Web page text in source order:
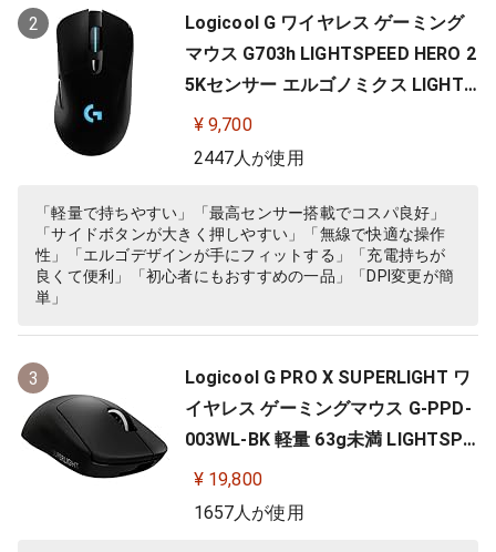
2
Logicool G ワイヤレス ゲーミング
マウス G703h LIGHTSPEED HERO 2
5Kセンサー エルゴノミクス LIGHTS
YNC RGB POWERPLAY 無線 充電 対
応 ゲーミング マウス 充電式 無線 P
内正規品 【 ファイナルファンタジ
ー XIV 推奨モデル 】
¥ 9,700
2447人が使用
「軽量で持ちやすい」「最高センサー搭載でコスパ良好」
「サイドボタンが大きく押しやすい」「無線で快適な操作
性」「エルゴデザインが手にフィットする」「充電持ちが
良くて便利」「初心者にもおすすめの一品」「DPI変更が簡
単」
3
Logicool G PRO X SUPERLIGHT ワ
イヤレス ゲーミングマウス G-PPD-
003WL-BK 軽量 63g未満 LIGHTSPE
ED HERO 25Kセンサー POWERPLA
Y 無線 充電 対応 ゲーミング マウス
¥ 19,800
1657人が使用